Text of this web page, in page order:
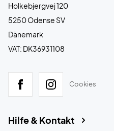
Holkebjergvej 120
5250 Odense SV
Dänemark
VAT: DK36931108
Cookies
Hilfe & Kontakt